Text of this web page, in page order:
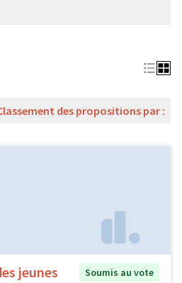
des propositions par :
jeunes
Soumis au vote